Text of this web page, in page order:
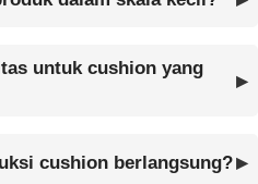
untuk cushion yang
cushion berlangsung?